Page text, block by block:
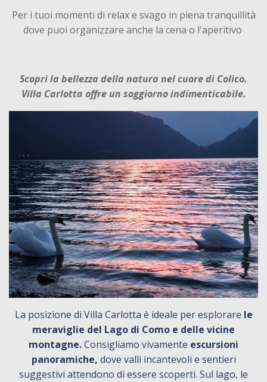
Per i tuoi momenti di relax e svago in piena tranquillità
dove puoi organizzare anche la cena o l'aperitivo
Scopri la bellezza della natura nel cuore di Colico.
Villa Carlotta offre un soggiorno indimenticabile.
La posizione di Villa Carlotta è ideale per esplorare le
meraviglie del Lago di Como e delle vicine
montagne.Consigliamo vivamente escursioni
panoramiche, dove valli incantevoli e sentieri
suggestivi attendono di essere scoperti. Sul lago, le